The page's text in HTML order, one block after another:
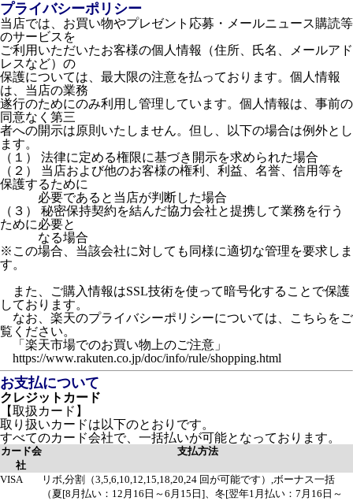
プライバシーポリシー
当店では、お買い物やプレゼント応募・メールニュース購読等
のサービスを
ご利用いただいたお客様の個人情報（住所、氏名、メールアド
レスなど）の
保護については、最大限の注意を払っております。個人情報
は、当店の業務
遂行のためにのみ利用し管理しています。個人情報は、事前の
同意なく第三
者への開示は原則いたしません。但し、以下の場合は例外とし
ます。
（１） 法律に定める権限に基づき開示を求められた場合
（２） 当店および他のお客様の権利、利益、名誉、信用等を
保護するために
必要であると当店が判断した場合
（３） 秘密保持契約を結んだ協力会社と提携して業務を行う
ために必要と
なる場合
※この場合、当該会社に対しても同様に適切な管理を要求しま
す。
また、ご購入情報はSSL技術を使って暗号化することで保護
しております。
なお、楽天のプライバシーポリシーについては、こちらをご
覧ください。
「楽天市場でのお買い物上のご注意」
https://www.rakuten.co.jp/doc/info/rule/shopping.html
お支払について
クレジットカード
【取扱カード】
取り扱いカードは以下のとおりです。
すべてのカード会社で、一括払いが可能となっております。
カード会
社
支払方法
VISA
リボ,分割（3,5,6,10,12,15,18,20,24 回が可能です）,ボーナス一括
（夏[8月払い：12月16日～6月15日]、冬[翌年1月払い：7月16日～